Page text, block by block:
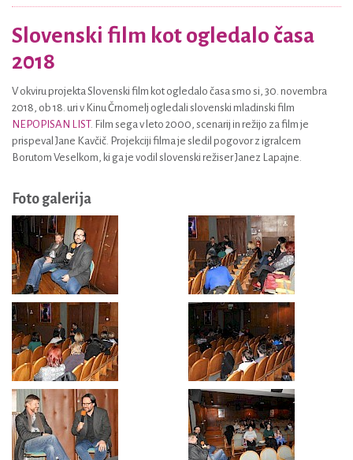
Slovenski film kot ogledalo časa
2018
V okviru projekta Slovenski film kot ogledalo časa smo si, 30. novembra
2018, ob 18. uri v Kinu Črnomelj ogledali slovenski mladinski film
NEPOPISAN LIST. Film sega v leto 2000, scenarij in režijo za film je
prispeval Jane Kavčič. Projekciji filma je sledil pogovor z igralcem
Borutom Veselkom, ki ga je vodil slovenski režiser Janez Lapajne.
Foto galerija